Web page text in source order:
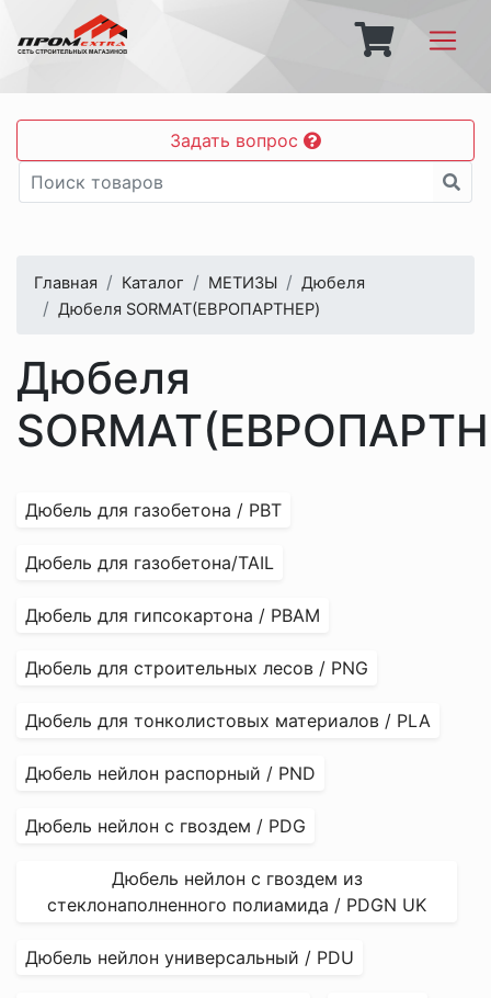
Задать вопрос
Главная Каталог МЕТИЗЫ
Дюбеля
Дюбеля SORMAT(ЕВРОПАРТНЕР)
Дюбеля
Дюбель для газобетона / РВТ
Дюбель для газобетона/TAIL
Дюбель для гипсокартона / PBAM
Дюбель для строительных лесов / PNG
Дюбель для тонколистовых материалов / PLA
Дюбель нейлон распорный / PND
Дюбель нейлон с гвоздем / PDG
Дюбель нейлон с гвоздем из
стеклонаполненного полиамида / PDGN UK
Дюбель нейлон универсальный / PDU